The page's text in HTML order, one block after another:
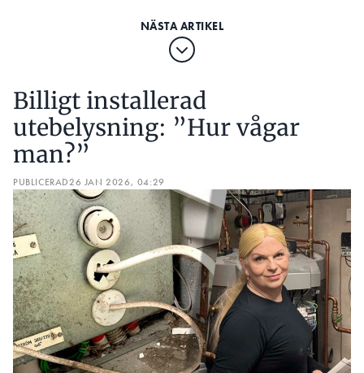
Billigt installerad
utebelysning: ”Hur vågar
man?”
PUBLICERAD26 JAN 2026, 04:29